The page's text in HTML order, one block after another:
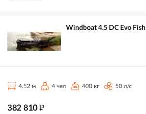
Windboat 4.5 DC Evo Fish
4.52 м 4 чел 400 кг 50 л/с
382 810 ₽